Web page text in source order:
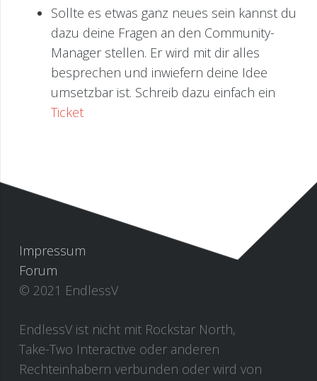
Sollte es etwas ganz neues sein kannst du
dazu deine Fragen an den Community-
Manager stellen. Er wird mit dir alles
besprechen und inwiefern deine Idee
umsetzbar ist. Schreib dazu einfach ein
Ticket
Impressum
Forum
© 2021 EndlessV
EndlessV ist nicht mit Rockstar North,
Take-Two Interactive oder anderen
Rechteinhabern verbunden oder wird von